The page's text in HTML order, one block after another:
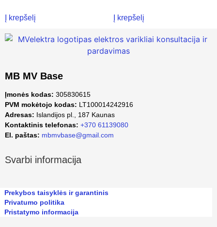
Į krepšelį Į krepšelį
MB MV Base
Įmonės kodas: 305830615
PVM mokėtojo kodas: LT100014242916
Adresas: Islandijos pl., 187 Kaunas
Kontaktinis telefonas: +370 61139080
El. paštas: mbmvbase@gmail.com
Svarbi informacija
Prekybos taisyklės ir garantinis
Privatumo politika
Pristatymo informacija